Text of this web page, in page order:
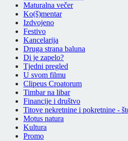
Maturalna večer
Ko(š)mentar
Izdvojeno
Festivo
Kancelarija
Druga strana baluna
Di je zapelo?
Tjedni pregled
U svom filmu
Clipeus Croatorum
Timbar na libar
Financije i društvo
Titove nekretnine i pokretnine -
Motus natura
Kultura
Promo